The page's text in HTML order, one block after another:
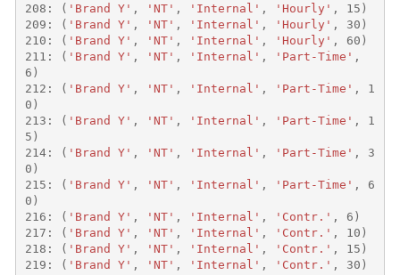
208 : ( 'Brand Y' , 'NT' , 'Internal' , 'Hourly' , 15 )
209 : ( 'Brand Y' , 'NT' , 'Internal' , 'Hourly' , 30 )
210 : ( 'Brand Y' , 'NT' , 'Internal' , 'Hourly' , 60 )
211 : ( 'Brand Y' , 'NT' , 'Internal' , 'Part-Time' ,
6 )
212 : ( 'Brand Y' , 'NT' , 'Internal' , 'Part-Time' ,
1
0 )
213 : ( 'Brand Y' , 'NT' , 'Internal' , 'Part-Time' ,
1
5 )
214: ( 'Brand Y' , 'NT' , 'Internal' , 'Part-Time' ,
3
0 )
215 : ( 'Brand Y' , 'NT' , 'Internal' , 'Part-Time' ,
6
0 )
216 : ( 'Brand Y' , 'NT' , 'Internal' , 'Contr.' , 6 )
217 : ( 'Brand Y' , 'NT' , 'Internal' , 'Contr.' , 10 )
218 : ( 'Brand Y' , 'NT' , 'Internal' , 'Contr.' , 15 )
219 : ( 'Brand Y' , 'NT' , 'Internal' , 'Contr.' , 30 )